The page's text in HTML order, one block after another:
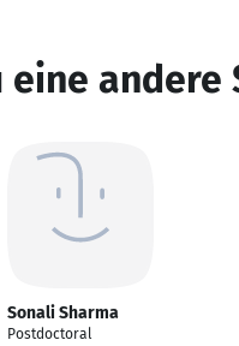
andere
Sonali Sharma
Postdoctoral